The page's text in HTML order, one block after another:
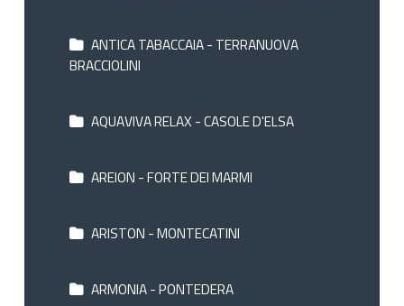
ANTICA TABACCAIA - TERRANUOVA
BRACCIOLINI
AQUAVIVA RELAX - CASOLE D'ELSA
AREION - FORTE DEI MARMI
ARISTON - MONTECATINI
ARMONIA - PONTEDERA